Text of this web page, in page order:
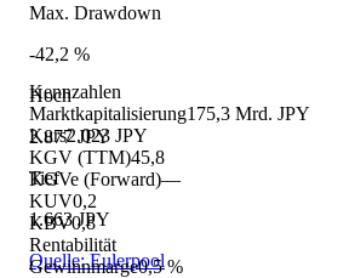
Kennzahlen
Marktkapitalisierung175,3 Mrd. JPY
Kurs2.023 JPY
KGV (TTM)45,8
KGVe (Forward)—
KUV0,2
KBV0,8
Rentabilität
Gewinnmarge0,5 %
Max. Drawdown
-42,2 %
Hoch
2.877 JPY
Tief
1.663 JPY
Quelle: Eulerpool